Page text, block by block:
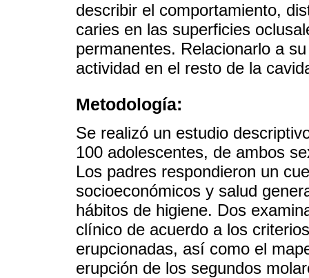
describir el comportamiento,
caries en las superficies
permanentes. Relacionarlo a
actividad en el resto de la
Metodología:
Se realizó un estudio
100 adolescentes, de ambos
Los padres respondieron un
socioeconómicos y salud
hábitos de higiene. Dos
clínico de acuerdo a los
erupcionadas, así como el
erupción de los segundos